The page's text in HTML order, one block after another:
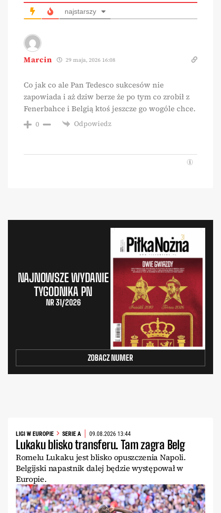
najstarszy
Marcin 29 maja, 2026 16:08
Co jak co ale Pan Tedesco sukcesów nie
zapowiada i aż dziw berze że po tym co zrobił z
Fenerbahce i Belgią ktoś jeszcze go wogóle chce.
0 Odpowiedz
NAJNOWSZE WYDANIE
TYGODNIKA PN
NR 31/2026
ZOBACZ NUMER
LIGI W EUROPIE SERIE A 09.08.2026 13:44
Lukaku blisko transferu. Tam zagra Belg
Romelu Lukaku jest blisko opuszczenia Napoli.
Belgijski napastnik dalej będzie występował w
Europie.